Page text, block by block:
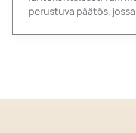
perustuva päätös,